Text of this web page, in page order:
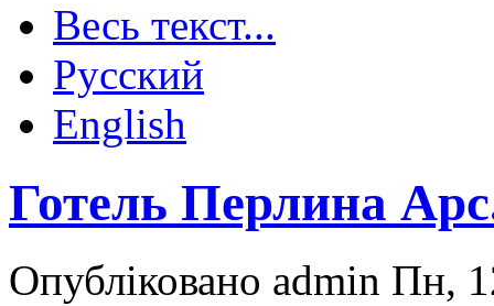
Весь текст...
Русский
English
Готель Перлина
Опубліковано admin Пн,